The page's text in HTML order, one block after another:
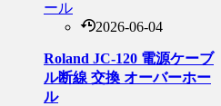
2026-06-04
Roland JC-120 電源ケーブ
ル断線 交換 オーバーホー
ル